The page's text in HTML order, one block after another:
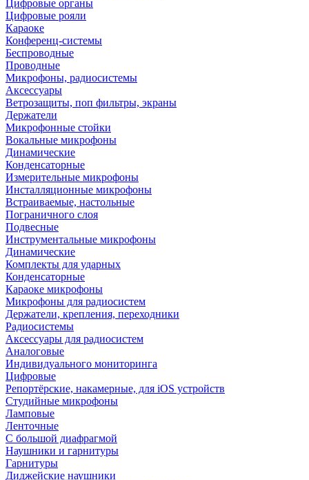
Цифровые органы
Цифровые рояли
Караоке
Конференц-системы
Беспроводные
Проводные
Микрофоны, радиосистемы
Аксессуары
Ветрозащиты, поп фильтры, экраны
Держатели
Микрофонные стойки
Вокальные микрофоны
Динамические
Конденсаторные
Измерительные микрофоны
Инсталляционные микрофоны
Встраиваемые, настольные
Пограничного слоя
Подвесные
Инструментальные микрофоны
Динамические
Комплекты для ударных
Конденсаторные
Караоке микрофоны
Микрофоны для радиосистем
Держатели, крепления, переходники
Радиосистемы
Аксессуары для радиосистем
Аналоговые
Индивидуального мониторинга
Цифровые
Репортёрские, накамерные, для iOS устройств
Студийные микрофоны
Ламповые
Ленточные
С большой диафрагмой
Наушники и гарнитуры
Гарнитуры
Диджейские наушники